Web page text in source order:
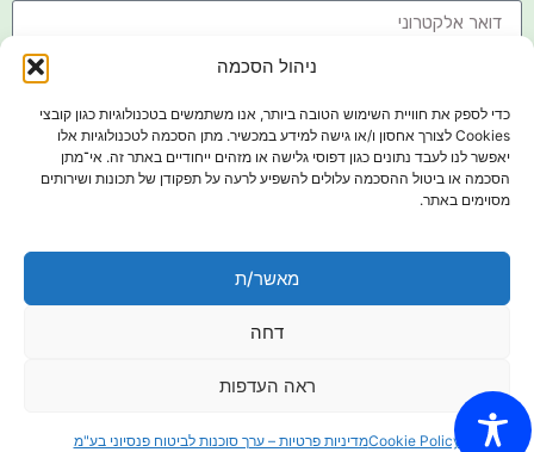
ניהול הסכמה
כדי לספק את חוויית השימוש הטובה ביותר, אנו משתמשים בטכנולוגיות כגון קובצי
Cookies לצורך אחסון ו/או גישה למידע במכשיר. מתן הסכמה לטכנולוגיות אלו
יאפשר לנו לעבד נתונים כגון דפוסי גלישה או מזהים ייחודיים באתר זה. אי־מתן
הסכמה או ביטול ההסכמה עלולים להשפיע לרעה על תפקודן של תכונות ושירותים
מסוימים באתר.
מאשר/ת
דחה
ראה העדפות
Cookie Policyמדיניות פרטיות – ערך סוכנות לביטוח פנסיוני בע"מ
שליחה